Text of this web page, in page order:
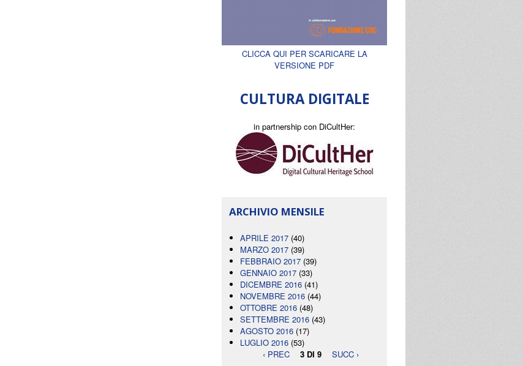
CLICCA QUI PER SCARICARE LA
VERSIONE PDF
CULTURA DIGITALE
in partnership con DiCultHer:
ARCHIVIO MENSILE
APRILE 2017 (40)
MARZO 2017 (39)
FEBBRAIO 2017 (39)
GENNAIO 2017 (33)
DICEMBRE 2016 (41)
NOVEMBRE 2016 (44)
OTTOBRE 2016 (48)
SETTEMBRE 2016 (43)
AGOSTO 2016 (17)
LUGLIO 2016 (53)
‹ PREC
3 DI 9 SUCC ›